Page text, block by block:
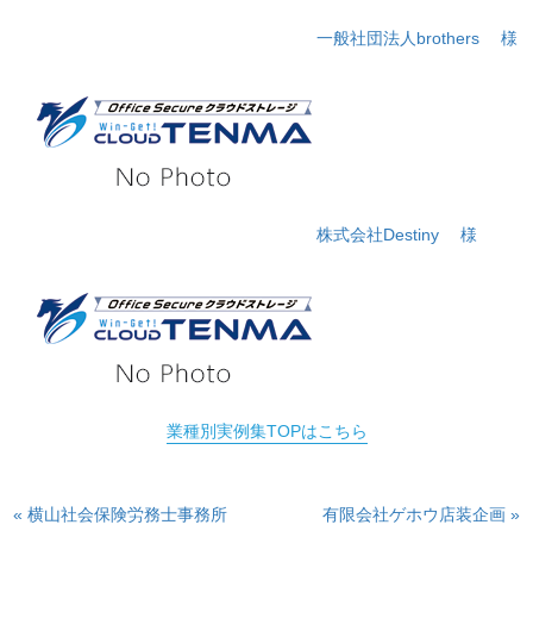
一般社団法人brothers 様
株式会社Destiny 様
業種別実例集TOPはこちら
« 横山社会保険労務士事務所 有限会社ゲホウ店装企画 »